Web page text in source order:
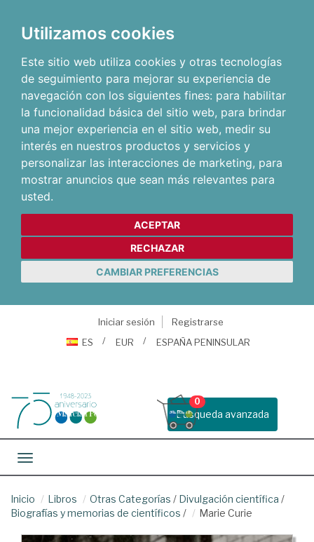
Utilizamos cookies
Este sitio web utiliza cookies y otras tecnologías
de seguimiento para mejorar su experiencia de
navegación con los siguientes fines: para habilitar
la funcionalidad básica del sitio web, para brindar
una mejor experiencia en el sitio web, medir su
interés en nuestros productos y servicios y
personalizar las interacciones de marketing, para
mostrar anuncios que sean más relevantes para
usted.
ACEPTAR
RECHAZAR
CAMBIAR PREFERENCIAS
Iniciar sesión
Registrarse
ES
EUR ESPAÑA PENINSULAR
Busqueda avanzada
0
Toggle navigation
Inicio Libros Otras Categorías / Divulgación científica /
Biografías y memorias de científicos / Marie Curie